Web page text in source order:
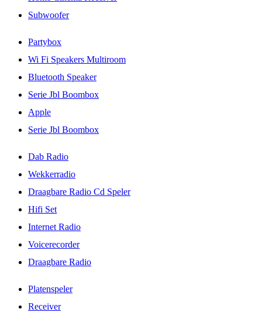
Subwoofer
Partybox
Wi Fi Speakers Multiroom
Bluetooth Speaker
Serie Jbl Boombox
Apple
Serie Jbl Boombox
Dab Radio
Wekkerradio
Draagbare Radio Cd Speler
Hifi Set
Internet Radio
Voicerecorder
Draagbare Radio
Platenspeler
Receiver